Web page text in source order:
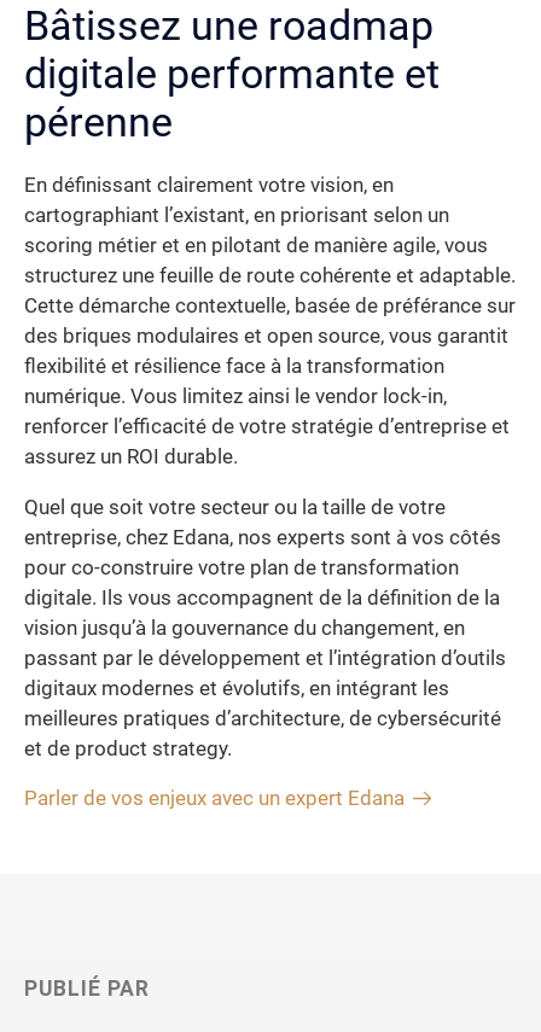
Bâtissez une roadmap
digitale performante et
pérenne
En définissant clairement votre vision, en
cartographiant l’existant, en priorisant selon un
scoring métier et en pilotant de manière agile, vous
structurez une feuille de route cohérente et adaptable.
Cette démarche contextuelle, basée de préférance sur
des briques modulaires et open source, vous garantit
flexibilité et résilience face à la transformation
numérique. Vous limitez ainsi le vendor lock-in,
renforcer l’efficacité de votre stratégie d’entreprise et
assurez un ROI durable.
Quel que soit votre secteur ou la taille de votre
entreprise, chez Edana, nos experts sont à vos côtés
pour co-construire votre plan de transformation
digitale. Ils vous accompagnent de la définition de la
vision jusqu’à la gouvernance du changement, en
passant par le développement et l’intégration d’outils
digitaux modernes et évolutifs, en intégrant les
meilleures pratiques d’architecture, de cybersécurité
et de product strategy.
Parler de vos enjeux avec un expert Edana
PUBLIÉ PAR